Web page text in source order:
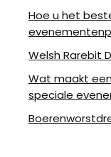
Hoe u het
Welsh Rarebit
Wat maakt
speciale